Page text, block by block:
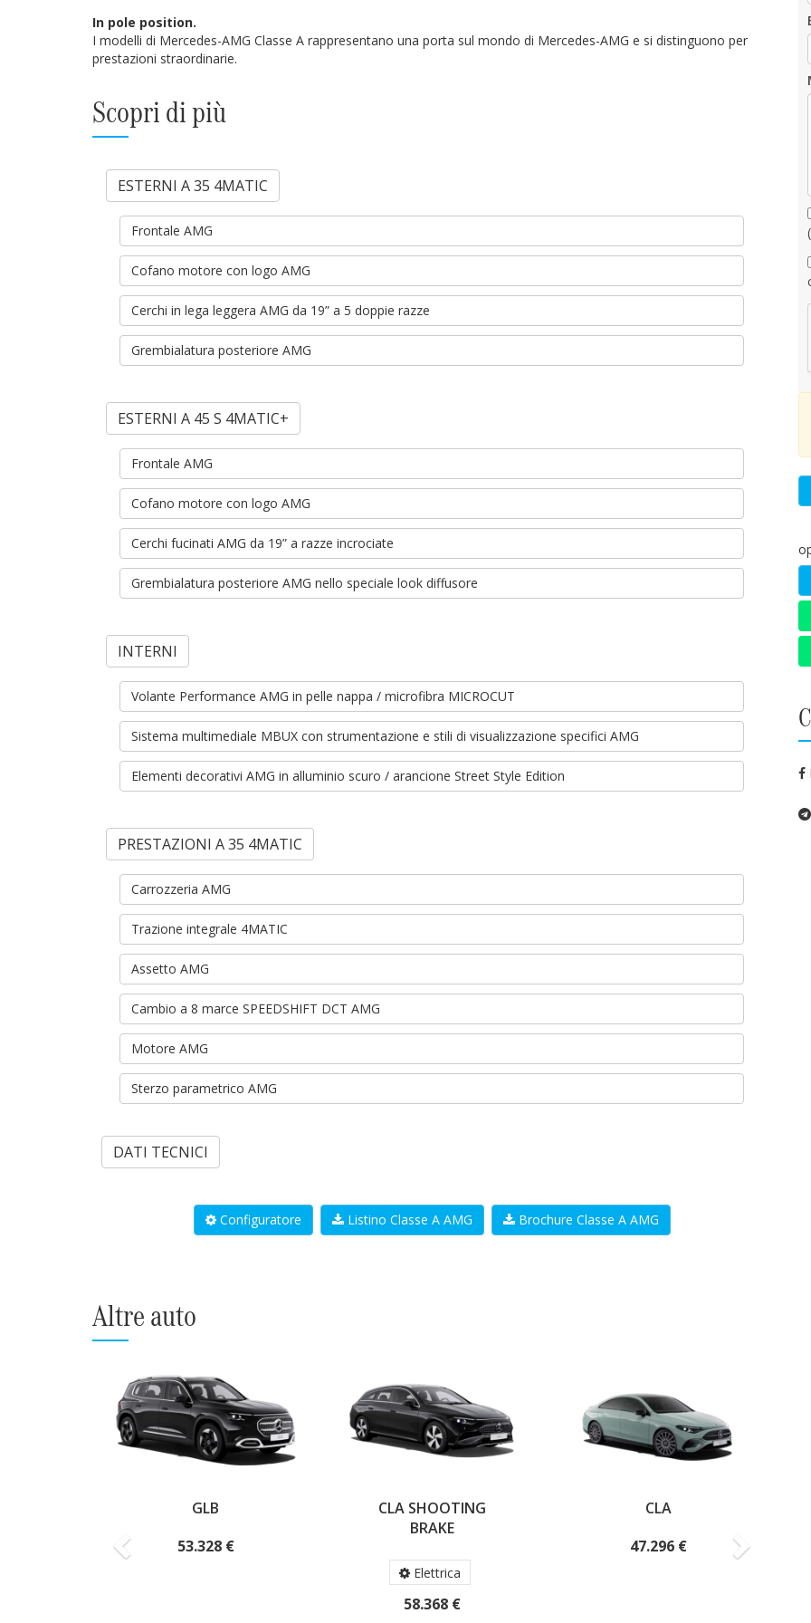
In pole position.
I modelli di Mercedes-AMG Classe A rappresentano una porta sul mondo di Mercedes-AMG e si distinguono per
prestazioni straordinarie.
Scopri di più
ESTERNI A 35 4MATIC
Frontale AMG
Cofano motore con logo AMG
Cerchi in lega leggera AMG da 19” a 5 doppie razze
Grembialatura posteriore AMG
ESTERNI A 45 S 4MATIC+
Frontale AMG
Cofano motore con logo AMG
Cerchi fucinati AMG da 19” a razze incrociate
Grembialatura posteriore AMG nello speciale look diffusore
INTERNI
Volante Performance AMG in pelle nappa / microfibra MICROCUT
Sistema multimediale MBUX con strumentazione e stili di visualizzazione specifici AMG
Elementi decorativi AMG in alluminio scuro / arancione Street Style Edition
PRESTAZIONI A 35 4MATIC
Carrozzeria AMG
Trazione integrale 4MATIC
Assetto AMG
Cambio a 8 marce SPEEDSHIFT DCT AMG
Motore AMG
Sterzo parametrico AMG
DATI TECNICI
Configuratore Listino Classe A AMG Brochure Classe A AMG
Altre auto
CLA SHOOTING
CLA
CLA ELETTRICA
50.638 €
Precedente
(